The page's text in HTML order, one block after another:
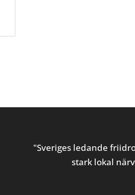
"Sveriges ledande
stark lokal